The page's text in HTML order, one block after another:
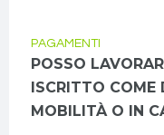
PAGAMENTI
POSSO
ISCRITTO COME
MOBILITÀ O IN